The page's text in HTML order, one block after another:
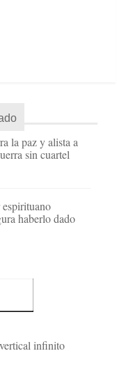
la paz y alista a
sin cuartel
haberlo dado
infinito